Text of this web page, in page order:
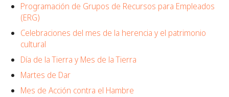
Programación de Grupos de Recursos para Empleados
(ERG)
Celebraciones del mes de la herencia y el patrimonio
cultural
Día de la Tierra y Mes de la Tierra
Martes de Dar
Mes de Acción contra el Hambre